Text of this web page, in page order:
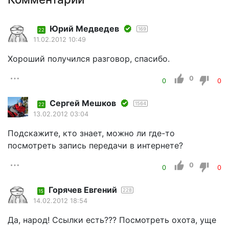
22 Юрий Медведев 169
11.02.2012 10:49
Хороший получился разговор, спасибо.
0 0 0
22 Сергей Мешков 1564
13.02.2012 03:04
Подскажите, кто знает, можно ли где-то
посмотреть запись передачи в интернете?
0 0 0
15 Горячев Евгений 228
14.02.2012 18:54
Да, народ! Ссылки есть??? Посмотреть охота, уще